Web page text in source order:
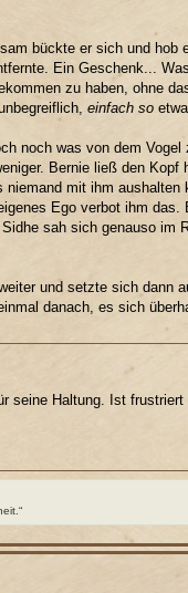
bückte er sich und
Ein Geschenk...
zu haben, ohne
einfach so
noch was von dem
Bernie ließ den Kopf
mit ihm aushalten
Ego verbot ihm
sah sich genauso im
und setzte sich dann
danach, es sich
seine Haltung. Ist